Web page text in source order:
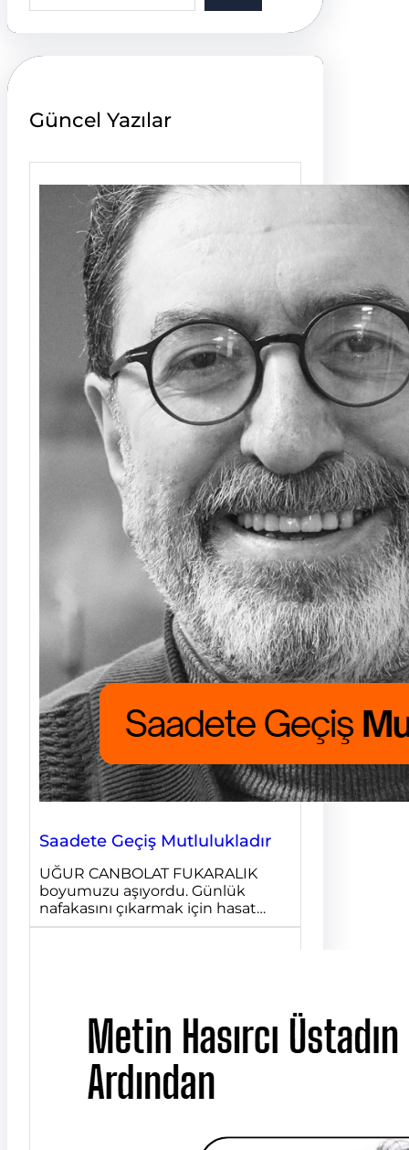
a
h
Güncel Yazılar
Saadete Geçiş Mutlulukladır
UĞUR CANBOLAT FUKARALIK
boyumuzu aşıyordu. Günlük
nafakasını çıkarmak için hasat…